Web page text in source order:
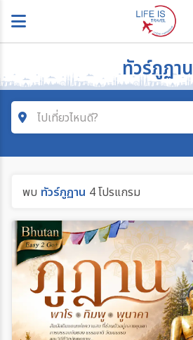
ทัวร์ภูฏาน
ไปเที่ยวไหนดี?
ค้นหาประเทศ
ค้นหาเมือง
ค้นหาสายการบิน
พบ ทัวร์ภูฏาน 4 โปรแกรม